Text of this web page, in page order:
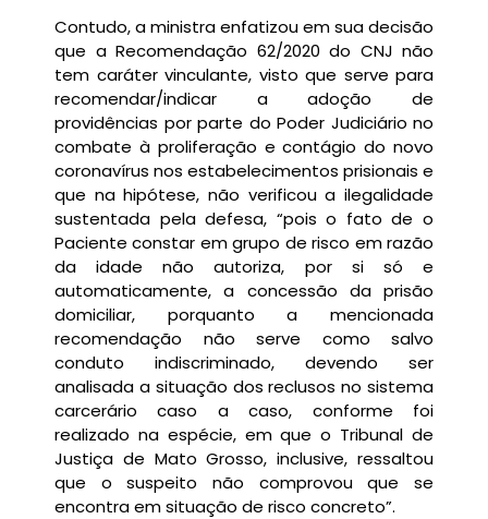
Contudo, a ministra enfatizou em sua decisão
que a Recomendação 62/2020 do CNJ não
tem caráter vinculante, visto que serve para
recomendar/indicar a adoção de
providências por parte do Poder Judiciário no
combate à proliferação e contágio do novo
coronavírus nos estabelecimentos prisionais e
que na hipótese, não verificou a ilegalidade
sustentada pela defesa, “pois o fato de o
Paciente constar em grupo de risco em razão
da idade não autoriza, por si só e
automaticamente, a concessão da prisão
domiciliar, porquanto a mencionada
recomendação não serve como salvo
conduto indiscriminado, devendo ser
analisada a situação dos reclusos no sistema
carcerário caso a caso, conforme foi
realizado na espécie, em que o Tribunal de
Justiça de Mato Grosso, inclusive, ressaltou
que o suspeito não comprovou que se
encontra em situação de risco concreto”.